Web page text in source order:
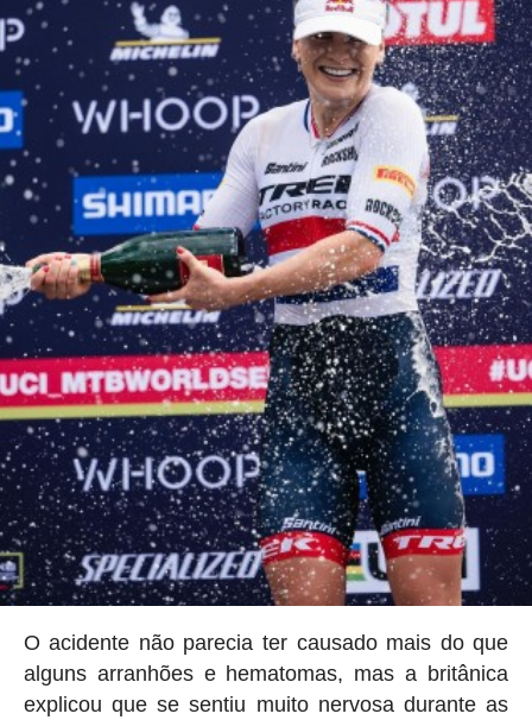
O acidente não parecia ter causado mais do que
alguns arranhões e hematomas, mas a britânica
explicou que se sentiu muito nervosa durante as